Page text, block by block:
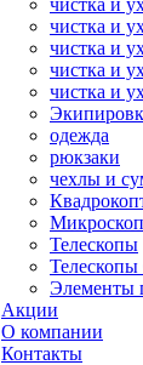
чистка и
чистка и
чистка и
чистка и
чистка и
одежда
рюкзаки
чехлы и
Телескопы
Элементы
Акции
О компании
Контакты